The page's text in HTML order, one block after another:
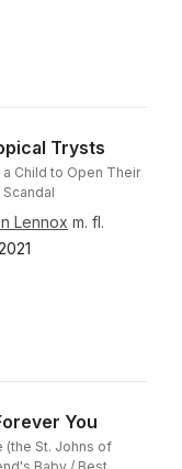
Trysts
Child to Open Their
Lennox m. fl.
You
(the St. Johns of